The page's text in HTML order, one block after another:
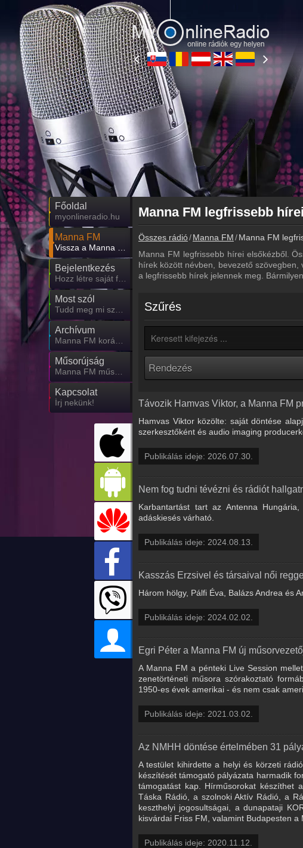
Főoldal
myonlineradio.hu
Manna FM
Bejelentkezés
Most szól
Archívum
Műsorújság
Kapcsolat
Írj nekünk!
Manna FM legfrissebb hírei
Összes rádió Manna FM
Manna FM
Manna FM legfrissebb hírei elsőkézből.
hírek között névben, bevezető
a legfrissebb hírek jelennek meg.
Szűrés
Távozik Hamvas Viktor, a Manna FM
Hamvas Viktor közölte: saját döntése
szerkesztőként és audio imaging
Publikálás ideje: 2026.07.30.
Nem fog tudni tévézni és rádiót
Karbantartást tart az Antenna
adáskiesés várható.
Publikálás ideje: 2024.08.13.
Kasszás Erzsivel és társaival női
Három hölgy, Pálfi Éva, Balázs Andrea és
Publikálás ideje: 2024.02.02.
Egri Péter a Manna FM új
A Manna FM a pénteki Live Session
zenetörténeti műsora szórakoztató
1950-es évek amerikai - és nem csak
Publikálás ideje: 2021.03.02.
Az NMHH döntése értelmében 31
A testület kihirdette a helyi és körzeti
készítését támogató pályázata harmadik
támogatást kap. Hírműsorokat készíthet
Táska Rádió, a szolnoki Aktív Rádió, a
keszthelyi jogosultságai, a dunapataji
kisvárdai Friss FM, valamint Budapesten a
Publikálás ideje: 2020.11.12.